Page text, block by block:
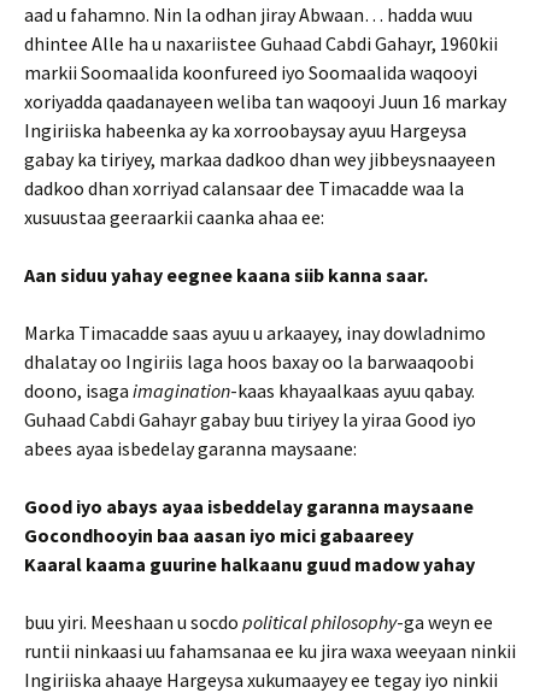
aad u fahamno. Nin la odhan jiray Abwaan… hadda wuu
dhintee Alle ha u naxariistee Guhaad Cabdi Gahayr, 1960kii
markii Soomaalida koonfureed iyo Soomaalida waqooyi
xoriyadda qaadanayeen weliba tan waqooyi Juun 16 markay
Ingiriiska habeenka ay ka xorroobaysay ayuu Hargeysa
gabay ka tiriyey, markaa dadkoo dhan wey jibbeysnaayeen
dadkoo dhan xorriyad calansaar dee Timacadde waa la
xusuustaa geeraarkii caanka ahaa ee:
Aan siduu yahay eegnee kaana siib kanna saar.
Marka Timacadde saas ayuu u arkaayey, inay dowladnimo
dhalatay oo Ingiriis laga hoos baxay oo la barwaaqoobi
doono, isaga imagination-kaas khayaalkaas ayuu qabay.
Guhaad Cabdi Gahayr gabay buu tiriyey la yiraa Good iyo
abees ayaa isbedelay garanna maysaane:
Good iyo abays ayaa isbeddelay garanna maysaane
Gocondhooyin baa aasan iyo mici gabaareey
Kaaral kaama guurine halkaanu guud madow yahay
buu yiri. Meeshaan u socdo political philosophy-ga weyn ee
runtii ninkaasi uu fahamsanaa ee ku jira waxa weeyaan ninkii
Ingiriiska ahaaye Hargeysa xukumaayey ee tegay iyo ninkii